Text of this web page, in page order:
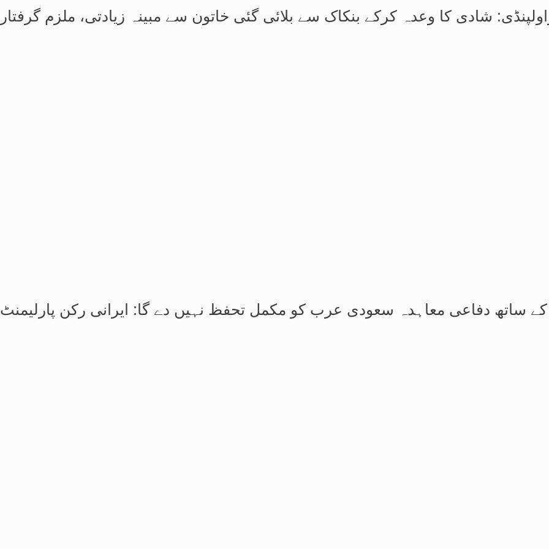
شادی کا وعدہ کرکے بنکاک سے بلائی گئی خاتون سے مبینہ زیادتی، ملزم گرفتار
کے ساتھ دفاعی معاہدہ سعودی عرب کو مکمل تحفظ نہیں دے گا: ایرانی رکن پارلیمنٹ